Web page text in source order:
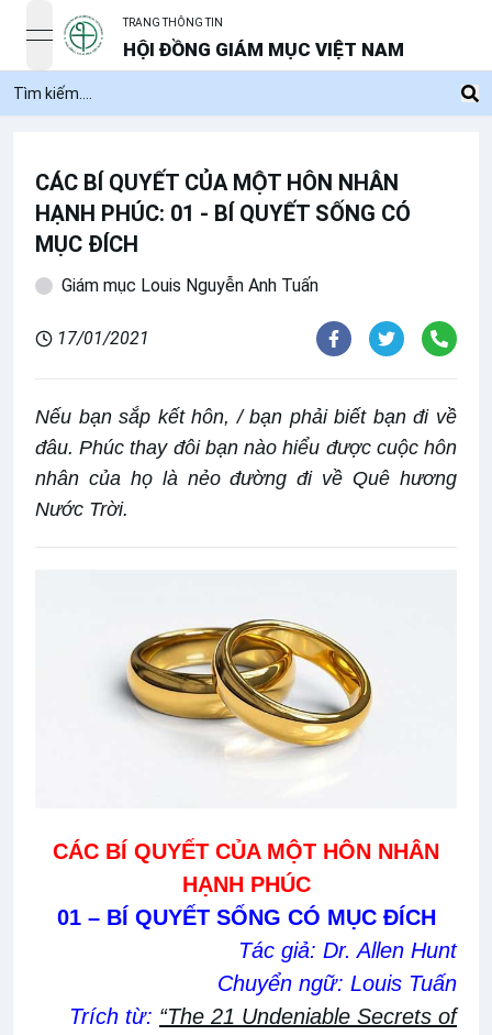
open navigation menu
TRANG THÔNG TIN
HỘI ĐỒNG GIÁM MỤC VIỆT NAM
CÁC BÍ QUYẾT CỦA MỘT HÔN NHÂN
HẠNH PHÚC: 01 - BÍ QUYẾT SỐNG CÓ
MỤC ĐÍCH
Giám mục Louis Nguyễn Anh Tuấn
17/01/2021
Nếu bạn sắp kết hôn, / bạn phải biết bạn đi về
đâu. Phúc thay đôi bạn nào hiểu được cuộc hôn
nhân của họ là nẻo đường đi về Quê hương
Nước Trời.
CÁC BÍ QUYẾT CỦA MỘT HÔN NHÂN
HẠNH PHÚC
01 – BÍ QUYẾT SỐNG CÓ MỤC ĐÍCH
Tác giả: Dr. Allen Hunt
Chuyển ngữ: Louis Tuấn
Trích từ: “The 21 Undeniable Secrets of